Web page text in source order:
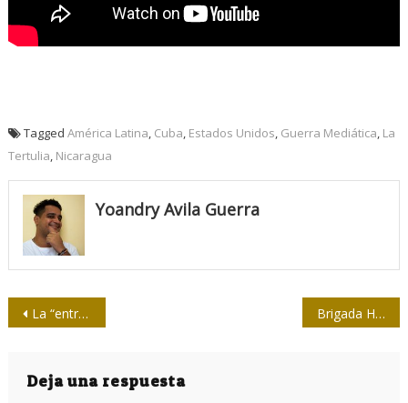
Tagged América Latina Cuba Estados Unidos Guerra Mediática La
Tertulia Nicaragua
Yoandry Avila Guerra
Navegación
entradas
La “entrevista Pagni-Guaidó”, o cómo el periodismo se convierte en propaganda Brigada Henry Reeve combatirá la COVID-19 en México
Deja una respuesta